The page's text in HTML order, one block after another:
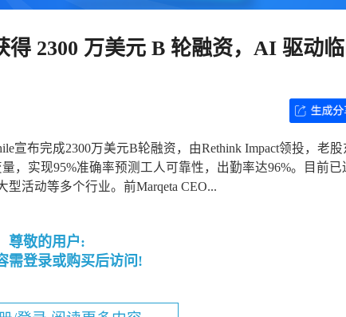
2300 万美元 B 轮融资，AI 驱动
宣布完成2300万美元B轮融资，由Rethink Impact领投，老股
，实现95%准确率预测工人可靠性，出勤率达96%。目前已
活动等多个行业。前Marqeta CEO...
尊敬的用户:
需登录或购买后访问!